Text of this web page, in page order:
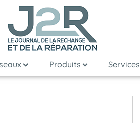
Produits Services